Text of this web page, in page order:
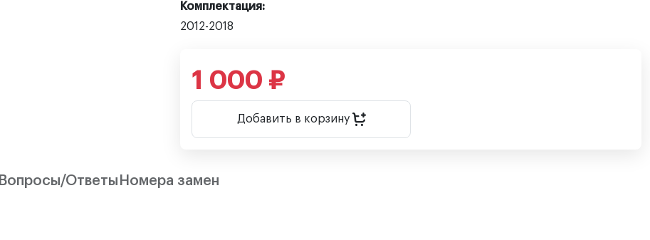
Комплектация:
2012-2018
1 000 ₽
Добавить в корзину
Вопросы/Ответы Номера замен